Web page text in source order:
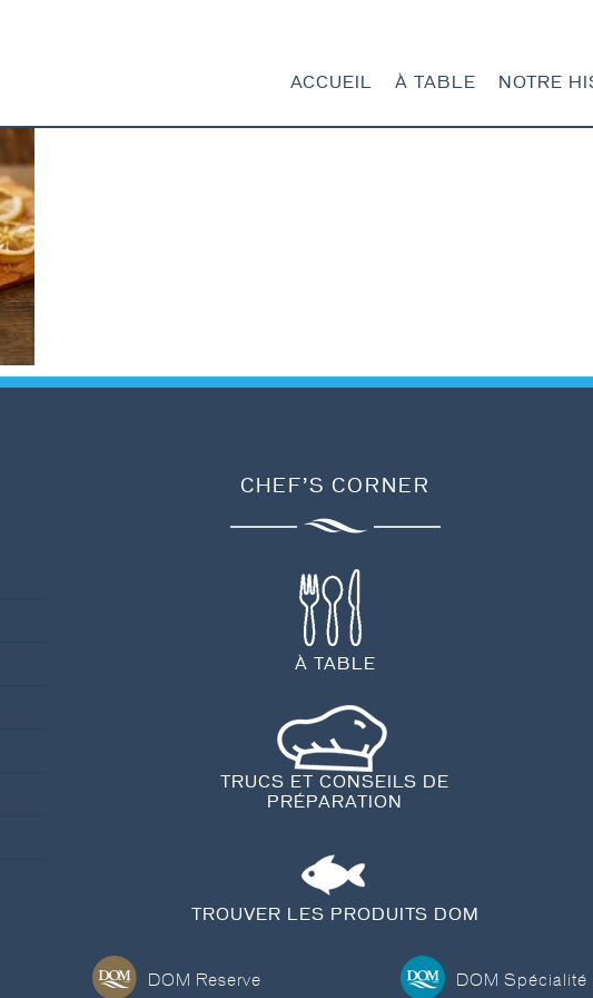
ACCUEIL À TABLE NOTRE
NOS PRODUITS
CHEF’S CORNER
À TABLE
TRUCS ET CONSEILS DE
PRÉPARATION
TROUVER LES PRODUITS DOM
DOM Reserve DOM Spécialité